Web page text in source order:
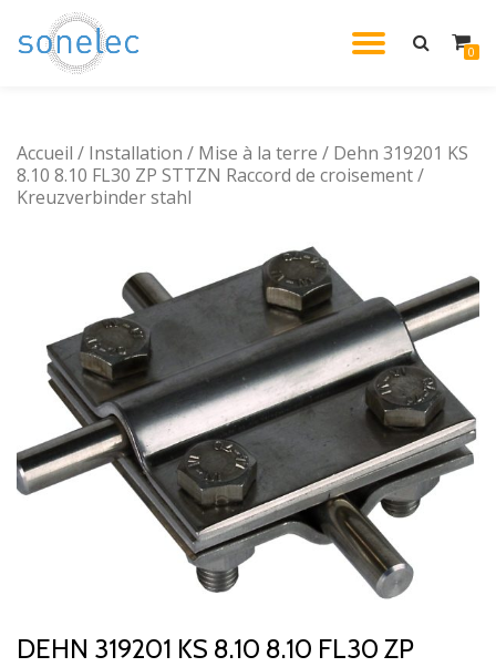
Aller
0
Accueil / Installation / Mise à la terre / Dehn 319201 KS
8.10 8.10 FL30 ZP STTZN Raccord de croisement /
Kreuzverbinder stahl
DEHN 319201 KS 8.10 8.10 FL30 ZP